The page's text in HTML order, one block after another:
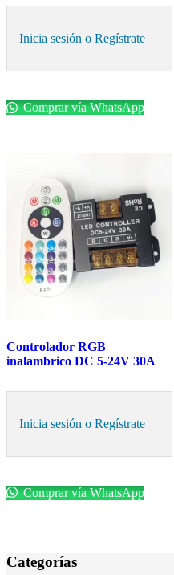
Inicia sesión o Regístrate
Comprar vía WhatsApp
Controlador RGB
inalambrico DC 5-24V 30A
Inicia sesión o Regístrate
Comprar vía WhatsApp
Categorías